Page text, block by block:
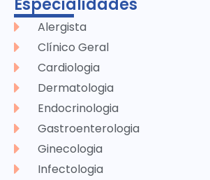
Especialidades
Alergista
Clínico Geral
Cardiologia
Dermatologia
Endocrinologia
Gastroenterologia
Ginecologia
Infectologia